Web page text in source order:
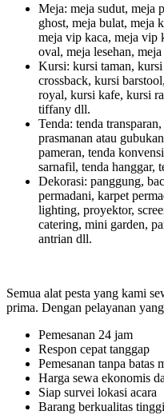
Meja: meja sudut, meja
ghost, meja bulat, meja
meja vip kaca, meja vip
oval, meja lesehan,
Kursi: kursi taman,
crossback, kursi
royal, kursi kafe, kursi
tiffany dll.
Tenda: tenda
prasmanan atau
pameran, tenda
sarnafil, tenda hanggar,
Dekorasi: panggung,
permadani, karpet
lighting, proyektor,
catering, mini garden,
antrian dll.
Semua alat pesta yang kami
prima. Dengan pelayanan
Pemesanan 24 jam
Respon cepat tanggap
Pemesanan tanpa batas
Harga sewa ekonomis
Siap survei lokasi acara
Barang berkualitas tinggi